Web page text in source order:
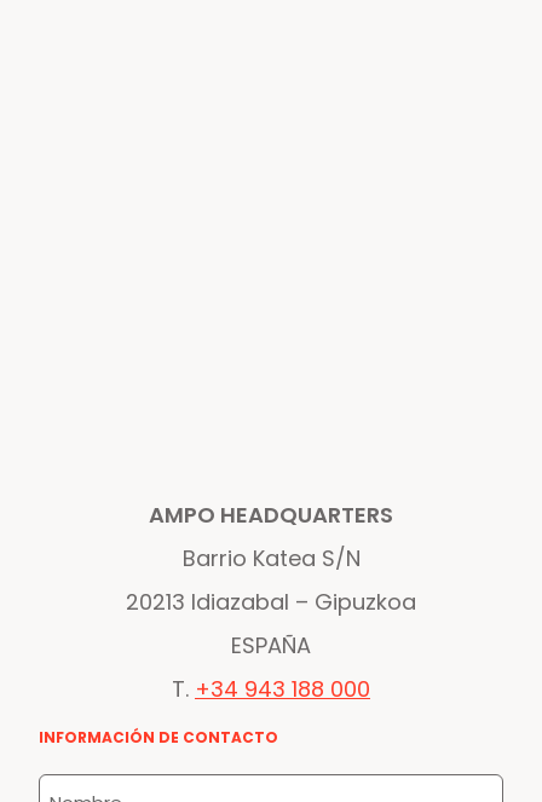
INFORMACIÓN DE CONTACTO
Nombre
AMPO HEADQUARTERS
Barrio Katea S/N
20213 Idiazabal – Gipuzkoa
ESPAÑA
T. +34 943 188 000